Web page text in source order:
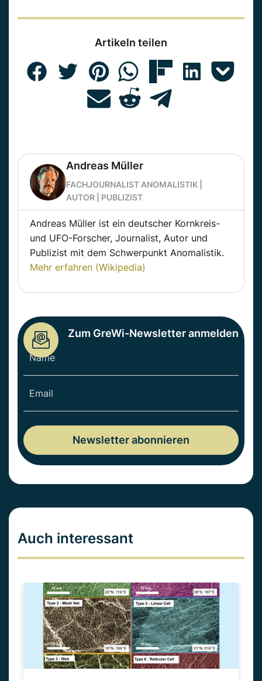
Artikeln teilen
Andreas Müller
FACHJOURNALIST ANOMALISTIK |
AUTOR | PUBLIZIST
Andreas Müller ist ein deutscher Kornkreis-
und UFO-Forscher, Journalist, Autor und
Publizist mit dem Schwerpunkt Anomalistik.
Mehr erfahren (Wikipedia)
Zum GreWi-Newsletter anmelden
Auch interessant